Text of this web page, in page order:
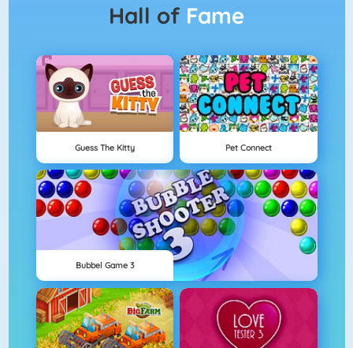
Hall of Fame
Guess The Kitty Pet Connect
Bubbel Game 3